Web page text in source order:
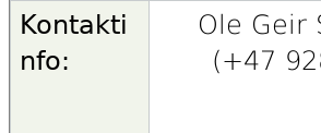
Kontakti
nfo:
Ole Geir
(+47